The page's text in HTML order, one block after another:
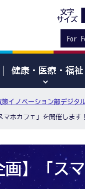
文字
サイズ
For
健康・医療・福祉
策イノベーション部デジタ
マホカフェ」を開催します！
画】「ス